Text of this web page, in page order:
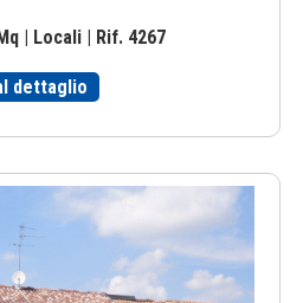
| Locali | Rif. 4267
dettaglio